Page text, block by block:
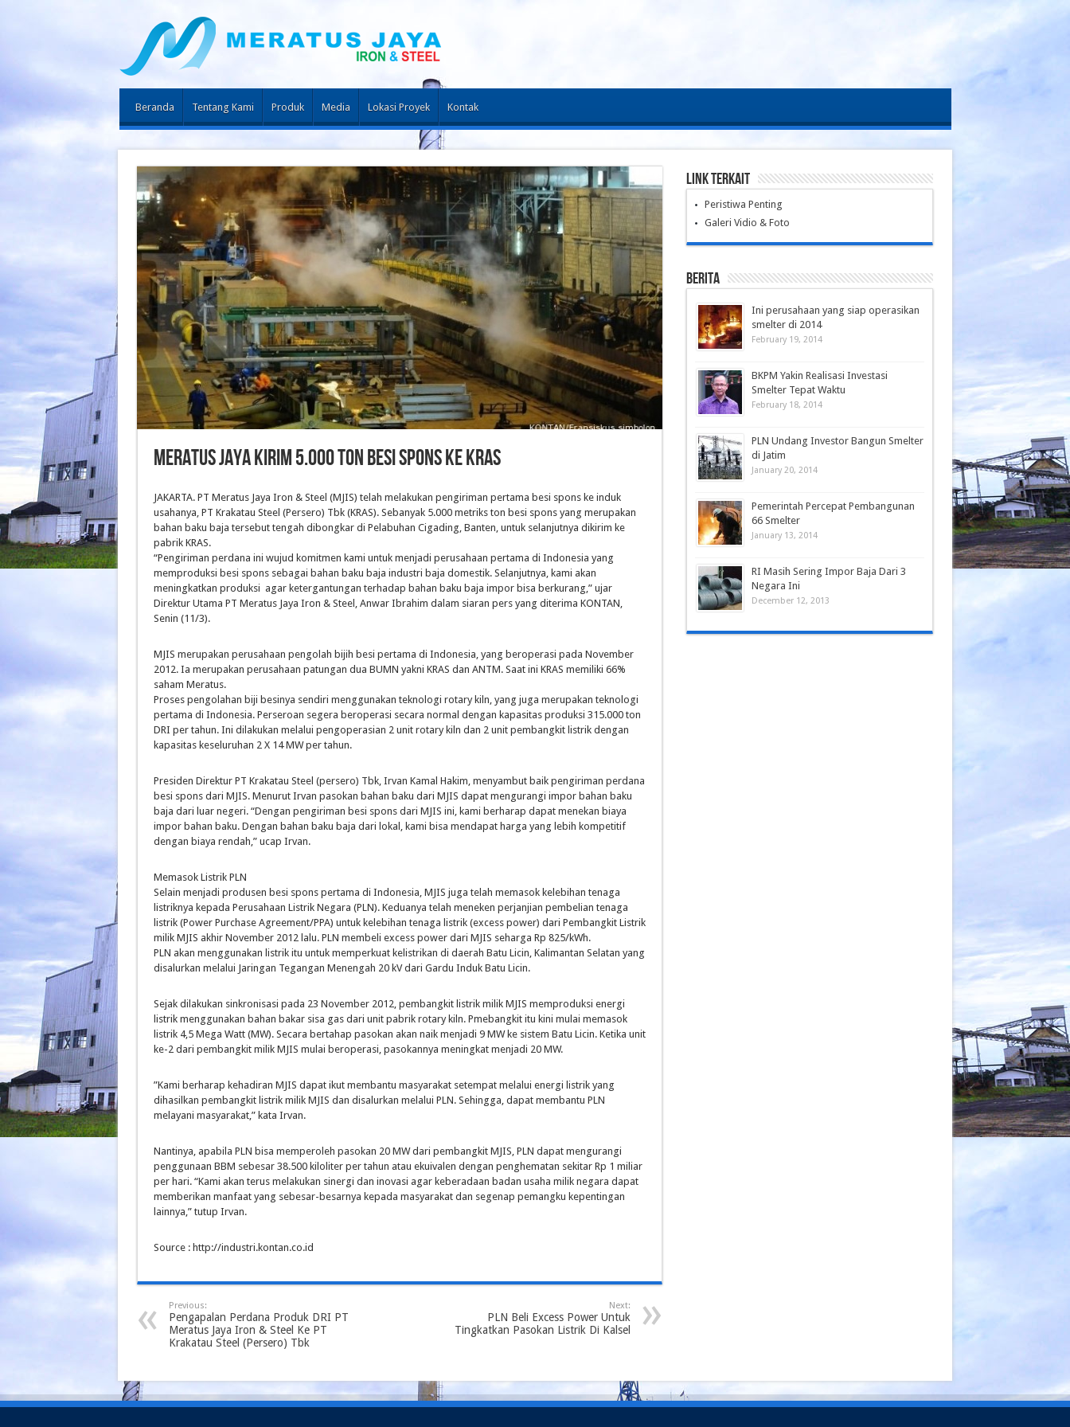
Beranda Tentang Kami Produk Media Lokasi Proyek Kontak
Meratus Jaya kirim 5.000 ton besi spons ke KRAS
JAKARTA. PT Meratus Jaya Iron & Steel (MJIS) telah melakukan pengiriman pertama besi spons ke induk
usahanya, PT Krakatau Steel (Persero) Tbk (KRAS). Sebanyak 5.000 metriks ton besi spons yang merupakan
bahan baku baja tersebut tengah dibongkar di Pelabuhan Cigading, Banten, untuk selanjutnya dikirim ke
pabrik KRAS.
“Pengiriman perdana ini wujud komitmen kami untuk menjadi perusahaan pertama di Indonesia yang
memproduksi besi spons sebagai bahan baku baja industri baja domestik. Selanjutnya, kami akan
meningkatkan produksi agar ketergantungan terhadap bahan baku baja impor bisa berkurang,” ujar
Direktur Utama PT Meratus Jaya Iron & Steel, Anwar Ibrahim dalam siaran pers yang diterima KONTAN,
Senin (11/3).
MJIS merupakan perusahaan pengolah bijih besi pertama di Indonesia, yang beroperasi pada November
2012. Ia merupakan perusahaan patungan dua BUMN yakni KRAS dan ANTM. Saat ini KRAS memiliki 66%
saham Meratus.
Proses pengolahan biji besinya sendiri menggunakan teknologi rotary kiln, yang juga merupakan teknologi
pertama di Indonesia. Perseroan segera beroperasi secara normal dengan kapasitas produksi 315.000 ton
DRI per tahun. Ini dilakukan melalui pengoperasian 2 unit rotary kiln dan 2 unit pembangkit listrik dengan
kapasitas keseluruhan 2 X 14 MW per tahun.
Presiden Direktur PT Krakatau Steel (persero) Tbk, Irvan Kamal Hakim, menyambut baik pengiriman perdana
besi spons dari MJIS. Menurut Irvan pasokan bahan baku dari MJIS dapat mengurangi impor bahan baku
baja dari luar negeri. “Dengan pengiriman besi spons dari MJIS ini, kami berharap dapat menekan biaya
impor bahan baku. Dengan bahan baku baja dari lokal, kami bisa mendapat harga yang lebih kompetitif
dengan biaya rendah,” ucap Irvan.
Memasok Listrik PLN
Selain menjadi produsen besi spons pertama di Indonesia, MJIS juga telah memasok kelebihan tenaga
listriknya kepada Perusahaan Listrik Negara (PLN). Keduanya telah meneken perjanjian pembelian tenaga
listrik (Power Purchase Agreement/PPA) untuk kelebihan tenaga listrik (excess power) dari Pembangkit Listrik
milik MJIS akhir November 2012 lalu. PLN membeli excess power dari MJIS seharga Rp 825/kWh.
PLN akan menggunakan listrik itu untuk memperkuat kelistrikan di daerah Batu Licin, Kalimantan Selatan yang
disalurkan melalui Jaringan Tegangan Menengah 20 kV dari Gardu Induk Batu Licin.
Sejak dilakukan sinkronisasi pada 23 November 2012, pembangkit listrik milik MJIS memproduksi energi
listrik menggunakan bahan bakar sisa gas dari unit pabrik rotary kiln. Pmebangkit itu kini mulai memasok
listrik 4,5 Mega Watt (MW). Secara bertahap pasokan akan naik menjadi 9 MW ke sistem Batu Licin. Ketika unit
ke-2 dari pembangkit milik MJIS mulai beroperasi, pasokannya meningkat menjadi 20 MW.
”Kami berharap kehadiran MJIS dapat ikut membantu masyarakat setempat melalui energi listrik yang
dihasilkan pembangkit listrik milik MJIS dan disalurkan melalui PLN. Sehingga, dapat membantu PLN
melayani masyarakat,” kata Irvan.
Nantinya, apabila PLN bisa memperoleh pasokan 20 MW dari pembangkit MJIS, PLN dapat mengurangi
penggunaan BBM sebesar 38.500 kiloliter per tahun atau ekuivalen dengan penghematan sekitar Rp 1 miliar
per hari. “Kami akan terus melakukan sinergi dan inovasi agar keberadaan badan usaha milik negara dapat
memberikan manfaat yang sebesar-besarnya kepada masyarakat dan segenap pemangku kepentingan
lainnya,” tutup Irvan.
Source : http://industri.kontan.co.id
Previous:
Pengapalan Perdana Produk DRI PT
Meratus Jaya Iron & Steel Ke PT
Krakatau Steel (Persero) Tbk
Next:
PLN Beli Excess Power Untuk
Tingkatkan Pasokan Listrik Di Kalsel
LINK TERKAIT
Peristiwa Penting
Galeri Vidio & Foto
Berita
Ini perusahaan yang siap operasikan
smelter di 2014
February 19, 2014
BKPM Yakin Realisasi Investasi
Smelter Tepat Waktu
February 18, 2014
PLN Undang Investor Bangun Smelter
di Jatim
January 20, 2014
Pemerintah Percepat Pembangunan
66 Smelter
January 13, 2014
RI Masih Sering Impor Baja Dari 3
Negara Ini
December 12, 2013